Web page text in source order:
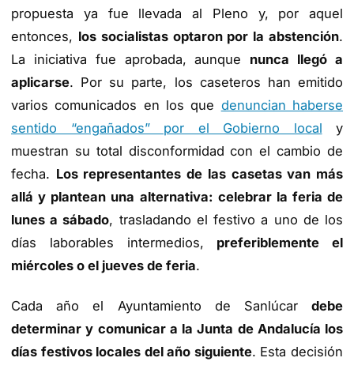
propuesta ya fue llevada al Pleno y, por aquel
entonces, los socialistas optaron por la abstención.
La iniciativa fue aprobada, aunque nunca llegó a
aplicarse. Por su parte, los caseteros han emitido
varios comunicados en los que denuncian haberse
sentido “engañados” por el Gobierno local y
muestran su total disconformidad con el cambio de
fecha. Los representantes de las casetas van más
allá y plantean una alternativa: celebrar la feria de
lunes a sábado, trasladando el festivo a uno de los
días laborables intermedios, preferiblemente el
miércoles o el jueves de feria.
Cada año el Ayuntamiento de Sanlúcar debe
determinar y comunicar a la Junta de Andalucía los
días festivos locales del año siguiente. Esta decisión